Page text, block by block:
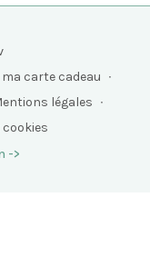
carte cadeau ∙
légales ∙
->